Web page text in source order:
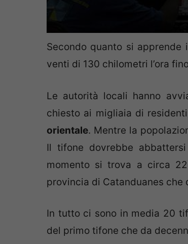
Secondo quanto si
venti di 130 chilometri l’ora
Le autorità locali hanno
chiesto ai migliaia di
orientale. Mentre la
Il tifone dovrebbe
momento si trova a circa
provincia di Catanduanes
In tutto ci sono in media 20
del primo tifone che da